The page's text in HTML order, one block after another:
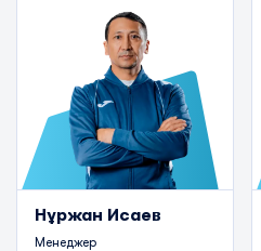
Нұржан Исаев
Менеджер